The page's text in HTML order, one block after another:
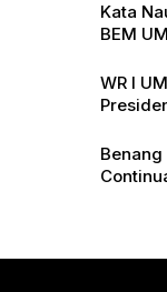
Kata
BEM
WR I
Benang